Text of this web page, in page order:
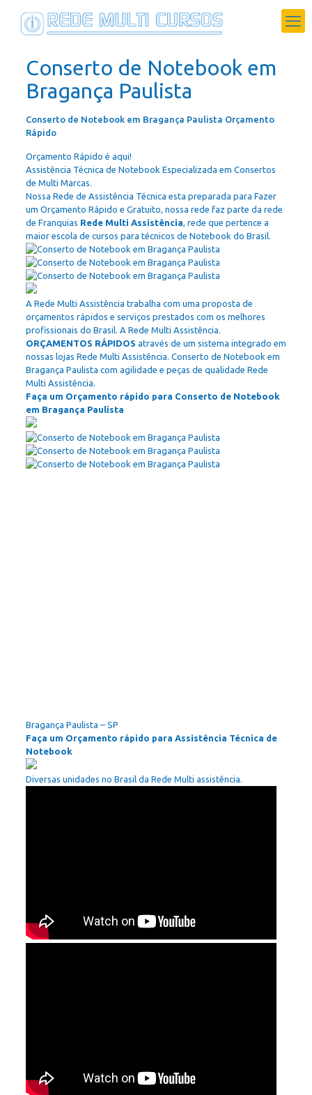
Conserto de Notebook em
Bragança Paulista
Conserto de Notebook em Bragança Paulista Orçamento
Rápido
Orçamento Rápido é aqui!
Assistência Técnica de Notebook Especializada em Consertos
de Multi Marcas.
Nossa Rede de Assistência Técnica esta preparada para Fazer
um Orçamento Rápido e Gratuito, nossa rede faz parte da rede
de Franquias Rede Multi Assistência, rede que pertence a
maior escola de cursos para técnicos de Notebook do Brasil.
A Rede Multi Assistência trabalha com uma proposta de
orçamentos rápidos e serviços prestados com os melhores
profissionais do Brasil. A Rede Multi Assistência.
ORÇAMENTOS RÁPIDOS através de um sistema integrado em
nossas lojas Rede Multi Assistência. Conserto de Notebook em
Bragança Paulista com agilidade e peças de qualidade Rede
Multi Assistência.
Faça um Orçamento rápido para Conserto de Notebook
em Bragança Paulista
Bragança Paulista – SP
Faça um Orçamento rápido para Assistência Técnica de
Notebook
Diversas unidades no Brasil da Rede Multi assistência.